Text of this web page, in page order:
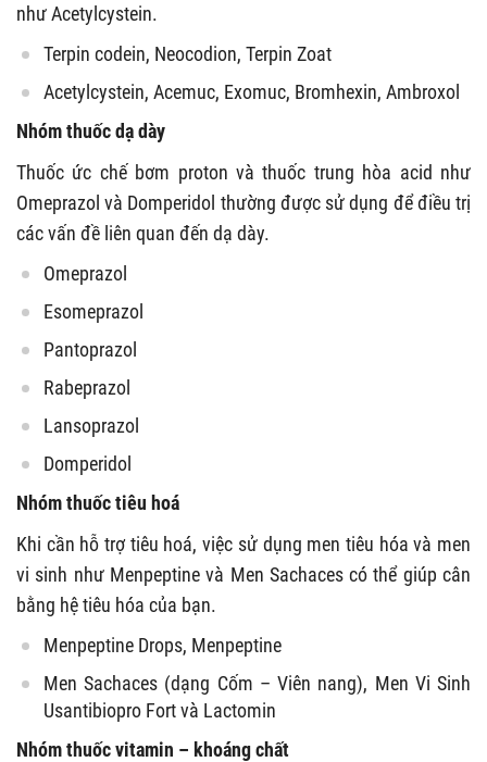
như Acetylcystein.
Terpin codein, Neocodion, Terpin Zoat
Acetylcystein, Acemuc, Exomuc, Bromhexin, Ambroxol
Nhóm thuốc dạ dày
Thuốc ức chế bơm proton và thuốc trung hòa acid như
Omeprazol và Domperidol thường được sử dụng để điều trị
các vấn đề liên quan đến dạ dày.
Omeprazol
Esomeprazol
Pantoprazol
Rabeprazol
Lansoprazol
Domperidol
Nhóm thuốc tiêu hoá
Khi cần hỗ trợ tiêu hoá, việc sử dụng men tiêu hóa và men
vi sinh như Menpeptine và Men Sachaces có thể giúp cân
bằng hệ tiêu hóa của bạn.
Menpeptine Drops, Menpeptine
Men Sachaces (dạng Cốm – Viên nang), Men Vi Sinh
Usantibiopro Fort và Lactomin
Nhóm thuốc vitamin – khoáng chất